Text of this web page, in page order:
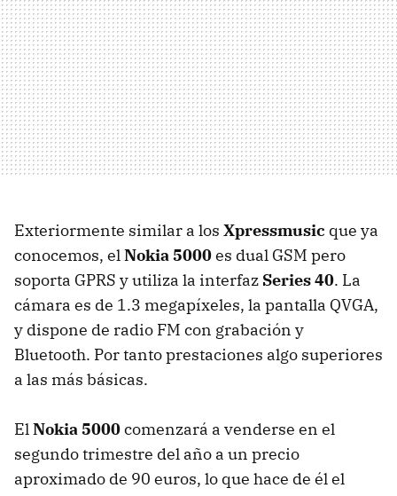
Exteriormente similar a los Xpressmusic que ya
conocemos, elNokia 5000es dual GSM pero
soporta GPRS y utiliza la interfaz Series 40. La
cámara es de 1.3 megapíxeles, la pantalla QVGA,
y dispone de radio FM con grabación y
Bluetooth. Por tanto prestaciones algo superiores
a las más básicas.
ElNokia 5000comenzará a venderse en el
segundo trimestre del año a un precio
aproximado de 90 euros, lo que hace de él el